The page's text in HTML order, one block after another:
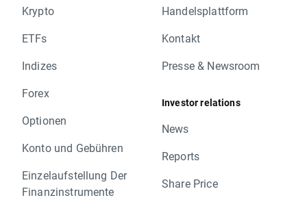
Krypto
ETFs
Indizes
Forex
Optionen
Konto und Gebühren
Einzelaufstellung Der
Finanzinstrumente
Handelsplattform
Kontakt
Presse & Newsroom
Investor relations
News
Reports
Share Price